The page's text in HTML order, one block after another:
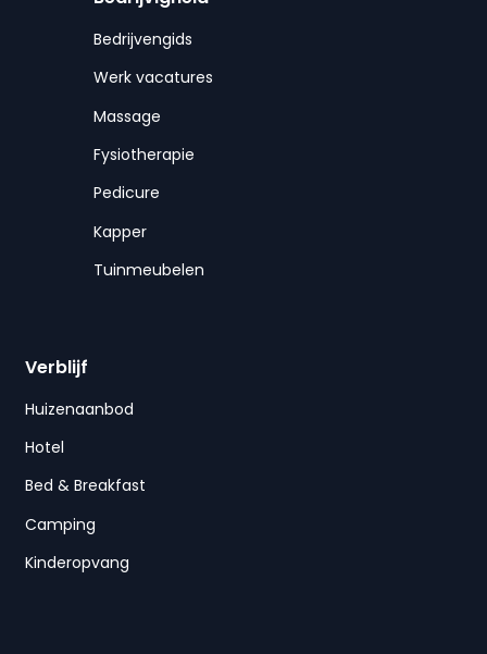
Bedrijvengids
Werk vacatures
Massage
Fysiotherapie
Pedicure
Kapper
Tuinmeubelen
Verblijf
Huizenaanbod
Hotel
Bed & Breakfast
Camping
Kinderopvang